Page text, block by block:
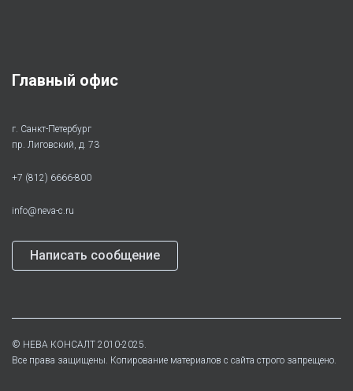
Главный офис
г. Санкт-Петербург
пр. Лиговский, д. 73
+7 (812) 6666-800
info@neva-c.ru
Написать сообщение
© НЕВА КОНСАЛТ 2010-2025.
Все права защищены. Копирование материалов с сайта строго запрещено.